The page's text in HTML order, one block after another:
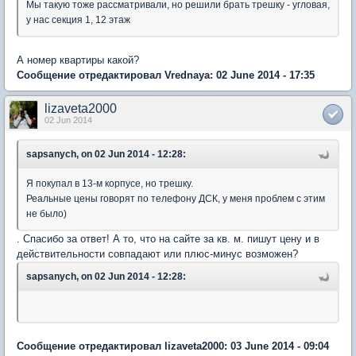
Мы такую тоже рассматривали, но решили брать трешку - угловая,
у нас секция 1, 12 этаж
А номер квартиры какой?
Сообщение отредактировал Vrednaya: 02 June 2014 - 17:35
lizaveta2000
02 Jun 2014
sapsanych, on 02 Jun 2014 - 12:28:
Я покупал в 13-м корпусе, но трешку.
Реальные цены говорят по телефону ДСК, у меня проблем с этим
не было)
. Спасибо за ответ! А то, что на сайте за кв. м. пишут цену и в
действительности совпадают или плюс-минус возможен?
sapsanych, on 02 Jun 2014 - 12:28:
Сообщение отредактировал lizaveta2000: 03 June 2014 - 09:04